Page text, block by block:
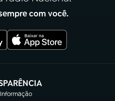
com você.
(abre em nova aba)